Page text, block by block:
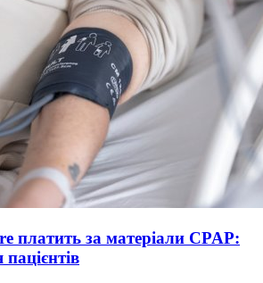
платить за матеріали CPAP: